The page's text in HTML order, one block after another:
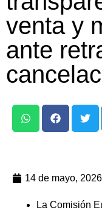
venta y
ante
14 de mayo, 2026
La Comisión